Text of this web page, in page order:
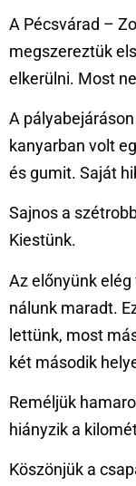
A Pécsvárad –
megszereztük
elkerülni. Most
A
kanyarban volt
és gumit. Saját
Sajnos a
Kiestünk.
Az előnyünk
nálunk maradt.
lettünk, most
két második
Reméljük
hiányzik a
Köszönjük a